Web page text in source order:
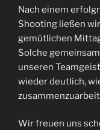
Nach einem
Shooting ließen
gemütlichen
Solche
unseren
wieder deutlich,
Wir freuen uns